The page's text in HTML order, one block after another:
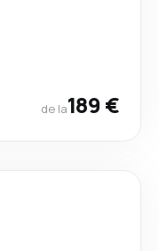
de la189 €